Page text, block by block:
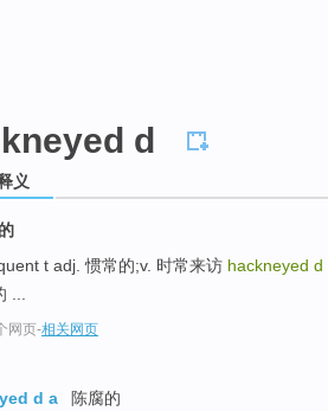
d
义
t adj. 惯常的;v. 时常来访 hackneyed d
...
网页-相关网页
d a
陈腐的